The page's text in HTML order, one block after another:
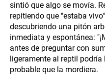
sintió que algo se movía.
repitiendo que "estaba
descubriendo una pitón
inmediata y espontánea:
antes de preguntar con
ligeramente al reptil
probable que la mordiera.